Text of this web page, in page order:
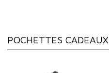
POCHETTES CADEAUX